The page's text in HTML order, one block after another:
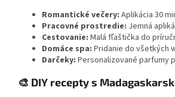
Romantické večery: Aplikácia 30
Pracovné prostredie: Jemná
Cestovanie: Malá fľaštička do
Domáce spa: Pridanie do všetkých
Darčeky: Personalizované parfumy
🎨 DIY recepty s